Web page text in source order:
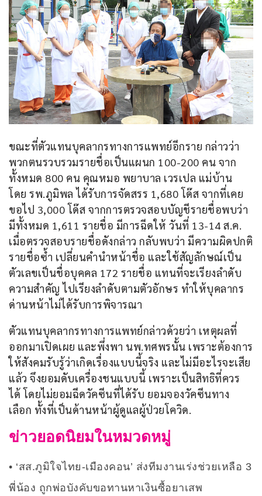
ขณะที่ตัวแทนบุคลากรทางการแพทย์อีกราย กล่าวว่า
พวกตนรวบรวมรายชื่อเป็นแผนก 100-200 คน จาก
ทั้งหมด 800 คน คุณหมอ พยาบาล เวรเปล แม่บ้าน
โดย​ รพ.ภูมิพล ได้รับการจัดสรร 1,680 โด๊ส จากที่เคย
ขอไป 3,000 โด๊ส จากการตรวจสอบบัญชีรายชื่อพบว่า
มีทั้งหมด 1,611 รายชื่อ มีการฉีดให้ วันที่ 13-14 ส.ค.
เมื่อตรวจสอบรายชื่อดังกล่าว กลับพบว่า มีความผิดปกติ
รายชื่อซ้ำ เปลี่ยนคำนำหน้าชื่อ และใช้สัญลักษณ์เป็น
ตัวเลขเป็นชื่อบุคคล 172 รายชื่อ แทนที่จะเรียงลำดับ
ความสำคัญ ไปเรียงลำดับตามตัวอักษร ทำให้บุคลากร
ด่านหน้าไม่ได้รับการพิจารณา
ตัวแทนบุคลากรทางการแพทย์กล่าวด้วยว่า เหตุผลที่
ออกมาเปิดเผย และพึ่งพา นพ.ทศพรนั้น เพราะต้องการ
ให้สังคมรับรู้ว่าเกิดเรื่องแบบนี้จริง และไม่มีอะไรจะเสีย
แล้ว จึงยอมดับเครื่องชนแบบนี้ เพราะเป็นสิทธิที่ควร
ได้ โดยไม่ยอมฉีดวัคซีนที่ได้รับ ยอมจองวัคซีนทาง
เลือก ทั้งที่เป็นด้านหน้าผู้ดูแลผู้ป่วยโควิด.
ข่าวยอดนิยมในหมวดหมู่
‘สส.ภูมิใจไทย-เมืองคอน’ ส่งทีมงานเร่งช่วยเหลือ 3
พี่น้อง ถูกพ่อบังคับขอทานหาเงินซื้อยาเสพ